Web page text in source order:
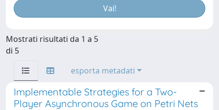
Mostrati risultati da 1 a 5
di 5
esporta metadati
Implementable Strategies for a Two-
Player Asynchronous Game on Petri Nets